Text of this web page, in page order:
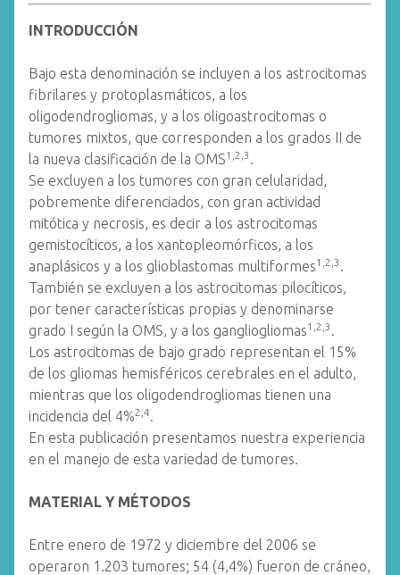
INTRODUCCIÓN
Bajo esta denominación se incluyen a los astrocitomas
fibrilares y protoplasmáticos, a los
oligodendrogliomas, y a los oligoastrocitomas o
tumores mixtos, que corresponden a los grados II de
la nueva clasificación de la OMS1,2,3 .
Se excluyen a los tumores con gran celularidad,
pobremente diferenciados, con gran actividad
mitótica y necrosis, es decir a los astrocitomas
gemistocíticos, a los xantopleomórficos, a los
anaplásicos y a los glioblastomas multiformes1,2,3 .
También se excluyen a los astrocitomas pilocíticos,
por tener características propias y denominarse
grado I según la OMS, y a los gangliogliomas1,2,3 .
Los astrocitomas de bajo grado representan el 15%
de los gliomas hemisféricos cerebrales en el adulto,
mientras que los oligodendrogliomas tienen una
incidencia del 4%2,4.
En esta publicación presentamos nuestra experiencia
en el manejo de esta variedad de tumores.
MATERIAL Y MÉTODOS
Entre enero de 1972 y diciembre del 2006 se
operaron 1.203 tumores; 54 (4,4%) fueron de cráneo,